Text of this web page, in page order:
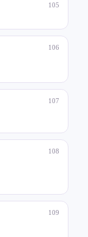
105
106
107
108
109